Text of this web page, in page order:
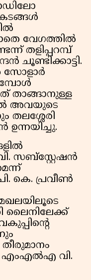
വേഗത്തിൽ
തളിപ്പറമ്പ്
ചൂണ്ടിക്കാട്ടി.
താങ്ങാനുള്ള
അവയുടെ
തലശ്ശേരി
സബ്സ്റ്റേഷൻ
കെ. പ്രവീൺ
ലൈനിലേക്ക്
എംഎൽഎ വി.